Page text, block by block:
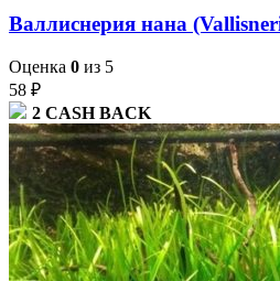
Валлиснерия нана
Оценка 0 из 5
58 ₽
2 CASH BACK